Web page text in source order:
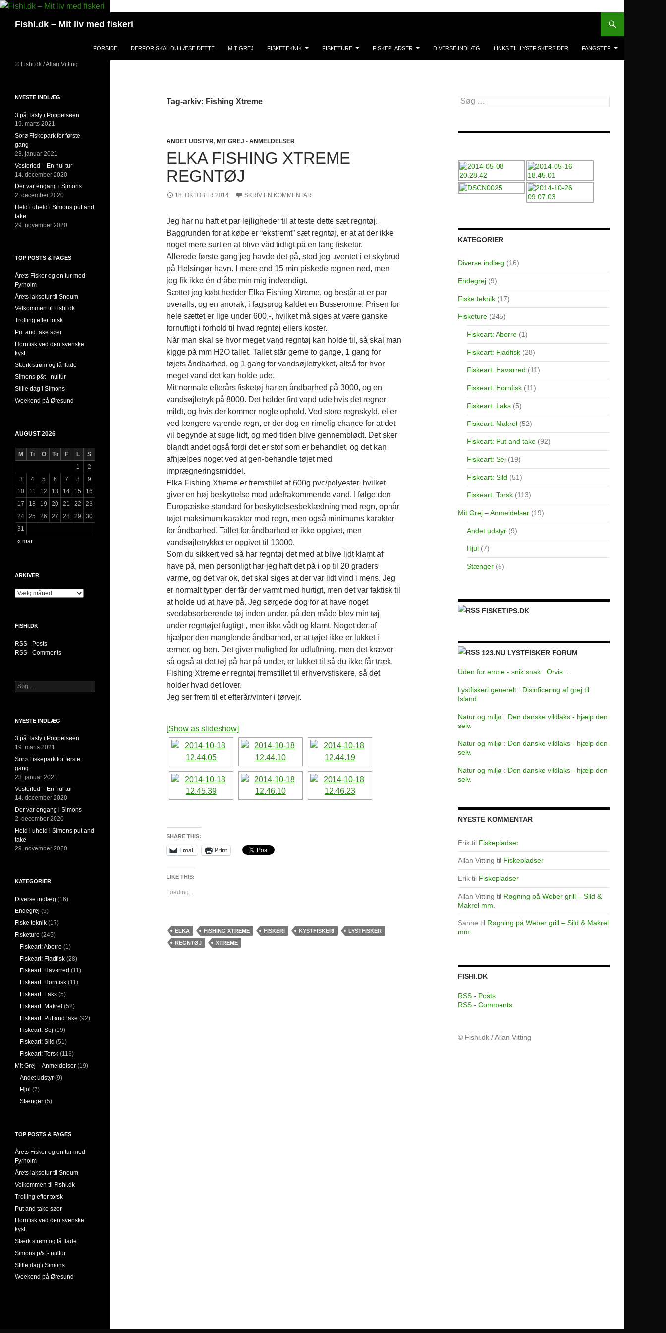
Hop
indholdFishi.dk – Mit liv med fiskeri
FORSIDE DERFOR SKAL DU LÆSE DETTE MIT GREJ FISKETEKNIK FISKETURE FISKEPLADSER DIVERSE INDLÆG LINKS TIL LYSTFISKERSIDER FANGSTER
Tag-arkiv: Fishing Xtreme
ANDET UDSTYR, MIT GREJ - ANMELDELSER
ELKA FISHING XTREME
REGNTØJ
18. OKTOBER 2014 SKRIV EN KOMMENTAR
Jeg har nu haft et par lejligheder til at teste dette sæt regntøj.
Baggrunden for at købe er “ekstremt” sæt regntøj, er at at der ikke
noget mere surt en at blive våd tidligt på en lang fisketur.
Allerede første gang jeg havde det på, stod jeg uventet i et skybrud
på Helsingør havn. I mere end 15 min piskede regnen ned, men
jeg fik ikke én dråbe min mig indvendigt.
Sættet jeg købt hedder Elka Fishing Xtreme, og består at er par
overalls, og en anorak, i fagsprog kaldet en Busseronne. Prisen for
hele sættet er lige under 600,-, hvilket må siges at være ganske
fornuftigt i forhold til hvad regntøj ellers koster.
Når man skal se hvor meget vand regntøj kan holde til, så skal man
kigge på mm H2O tallet. Tallet står gerne to gange, 1 gang for
tøjets åndbarhed, og 1 gang for vandsøjletrykket, altså for hvor
meget vand det kan holde ude.
Mit normale efterårs fisketøj har en åndbarhed på 3000, og en
vandsøjletryk på 8000. Det holder fint vand ude hvis det regner
mildt, og hvis der kommer nogle ophold. Ved store regnskyld, eller
ved længere varende regn, er der dog en rimelig chance for at det
vil begynde at suge lidt, og med tiden blive gennemblødt. Det sker
blandt andet også fordi det er stof som er behandlet, og det kan
afhjælpes noget ved at gen-behandle tøjet med
imprægneringsmiddel.
Elka Fishing Xtreme er fremstillet af 600g pvc/polyester, hvilket
giver en høj beskyttelse mod udefrakommende vand. I følge den
Europæiske standard for beskyttelsesbeklædning mod regn, opnår
tøjet maksimum karakter mod regn, men også minimums karakter
for åndbarhed. Tallet for åndbarhed er ikke opgivet, men
vandsøjletrykket er opgivet til 13000.
Som du sikkert ved så har regntøj det med at blive lidt klamt af
have på, men personligt har jeg haft det på i op til 20 graders
varme, og det var ok, det skal siges at der var lidt vind i mens. Jeg
er normalt typen der får der varmt med hurtigt, men det var faktisk til
at holde ud at have på. Jeg sørgede dog for at have noget
svedabsorberende tøj inden under, på den måde blev min tøj
under regntøjet fugtigt , men ikke vådt og klamt. Noget der af
hjælper den manglende åndbarhed, er at tøjet ikke er lukket i
ærmer, og ben. Det giver mulighed for udluftning, men det kræver
så også at det tøj på har på under, er lukket til så du ikke får træk.
Fishing Xtreme er regntøj fremstillet til erhvervsfiskere, så det
holder hvad det lover.
Jeg ser frem til et efterår/vinter i tørvejr.
[Show as slideshow]
SHARE THIS:
Email Print
LIKE THIS:
Loading...
ELKA FISHING XTREME FISKERI KYSTFISKERI
LYSTFISKER
REGNTØJ
XTREME
Søg
efter:
KATEGORIER
Diverse indlæg (16)
Endegrej (9)
Fiske teknik (17)
Fisketure (245)
Fiskeart: Aborre (1)
Fiskeart: Fladfisk (28)
Fiskeart: Havørred (11)
Fiskeart: Hornfisk (11)
Fiskeart: Laks (5)
Fiskeart: Makrel (52)
Fiskeart: Put and take (92)
Fiskeart: Sej (19)
Fiskeart: Sild (51)
Fiskeart: Torsk (113)
Mit Grej – Anmeldelser (19)
Andet udstyr (9)
Hjul (7)
Stænger (5)
FISKETIPS.DK
123.NU LYSTFISKER FORUM
Uden for emne - snik snak : Orvis...
Lystfiskeri generelt : Disinficering af grej til
Island
Natur og miljø : Den danske vildlaks - hjælp den
selv.
Natur og miljø : Den danske vildlaks - hjælp den
selv.
Natur og miljø : Den danske vildlaks - hjælp den
selv.
NYESTE KOMMENTAR
Erik til Fiskepladser
Allan Vitting til Fiskepladser
Erik til Fiskepladser
Allan Vitting til Røgning på Weber grill – Sild &
Makrel mm.
Sanne til Røgning på Weber grill – Sild & Makrel
mm.
FISHI.DK
RSS - Posts
RSS - Comments
© Fishi.dk / Allan Vitting
© Fishi.dk / Allan Vitting
NYESTE INDLÆG
3 på Tasty i Poppelsøen
19. marts 2021
Sorø Fiskepark for første
gang
23. januar 2021
Vesterled – En nul tur
14. december 2020
Der var engang i Simons
2. december 2020
Held i uheld i Simons put and
take
29. november 2020
TOP POSTS & PAGES
Årets Fisker og en tur med
Fyrholm
Årets laksetur til Sneum
Velkommen til Fishi.dk
Trolling efter torsk
Put and take søer
Hornfisk ved den svenske
kyst
Stærk strøm og få flade
Simons p&t - nultur
Stille dag i Simons
Weekend på Øresund
AUGUST 2026
M Ti O To F L
S
1
2
3
4 5 6 7 8
9
10
11 12 13 14 15
16
17
18 19 20 21 22
23
24
25 26 27 28 29
30
31
« mar
ARKIVER
Arkiver
FISHI.DK
RSS - Posts
RSS - Comments
Søg
efter:
NYESTE INDLÆG
3 på Tasty i Poppelsøen
19. marts 2021
Sorø Fiskepark for første
gang
23. januar 2021
Vesterled – En nul tur
14. december 2020
Der var engang i Simons
2. december 2020
Held i uheld i Simons put and
take
29. november 2020
KATEGORIER
Diverse indlæg (16)
Endegrej (9)
Fiske teknik (17)
Fisketure (245)
Fiskeart: Aborre (1)
Fiskeart: Fladfisk (28)
Fiskeart: Havørred (11)
Fiskeart: Hornfisk (11)
Fiskeart: Laks (5)
Fiskeart: Makrel (52)
Fiskeart: Put and take (92)
Fiskeart: Sej (19)
Fiskeart: Sild (51)
Fiskeart: Torsk (113)
Mit Grej – Anmeldelser (19)
Andet udstyr (9)
Hjul (7)
Stænger (5)
TOP POSTS & PAGES
Årets Fisker og en tur med
Fyrholm
Årets laksetur til Sneum
Velkommen til Fishi.dk
Trolling efter torsk
Put and take søer
Hornfisk ved den svenske
kyst
Stærk strøm og få flade
Simons p&t - nultur
Stille dag i Simons
Weekend på Øresund